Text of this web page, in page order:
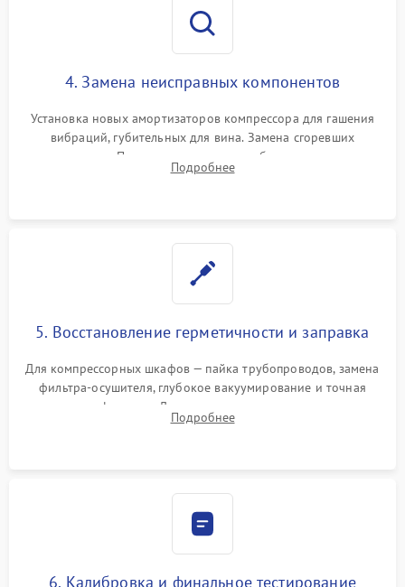
4. Замена неисправных компонентов
Установка новых амортизаторов компрессора для гашения
вибраций, губительных для вина. Замена сгоревших
элементов Пельтье, вентиляторов обдува, угольных
фильтров или поврежденных уплотнителей дверцы.
Подробнее
5. Восстановление герметичности и заправка
Для компрессорных шкафов — пайка трубопроводов, замена
фильтра-осушителя, глубокое вакуумирование и точная
заправка фреоном. Для термоэлектрических — замена
термопасты и герметизация охлаждающего блока.
Подробнее
6. Калибровка и финальное тестирование